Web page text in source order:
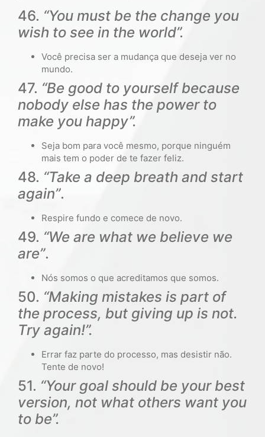
46. “You must be the change you
wish to see in the world”.
Você precisa ser a mudança que deseja ver no
mundo.
47. “Be good to yourself because
nobody else has the power to
make you happy”.
Seja bom para você mesmo, porque ninguém
mais tem o poder de te fazer feliz.
48. “Take a deep breath and start
again”.
Respire fundo e comece de novo.
49. “We are what we believe we
are”.
Nós somos o que acreditamos que somos.
50. “Making mistakes is part of
the process, but giving up is not.
Try again!”.
Errar faz parte do processo, mas desistir não.
Tente de novo!
51. “Your goal should be your best
version, not what others want you
to be”.